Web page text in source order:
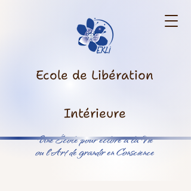
Ecole de Libération
Intérieure
Une École pour éclore à la Vie
ou l’Art de grandir en Conscience